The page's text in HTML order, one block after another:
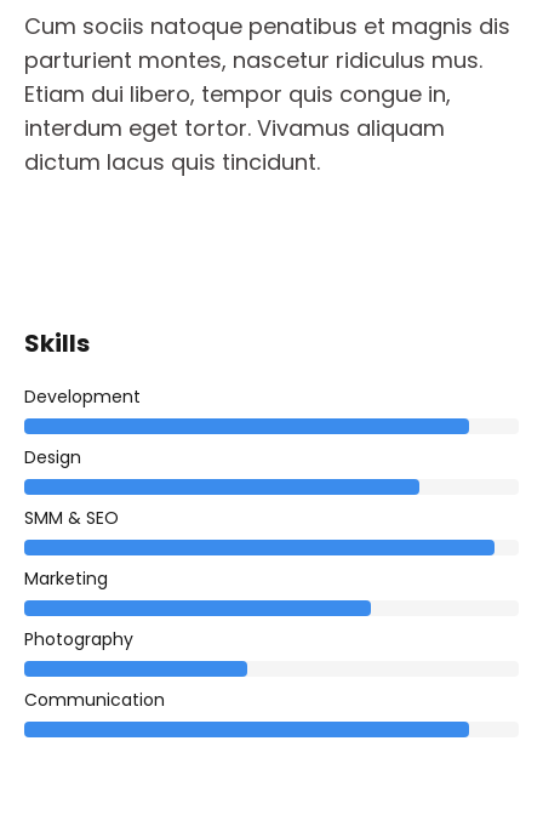
Cum sociis natoque penatibus et magnis dis
parturient montes, nascetur ridiculus mus.
Etiam dui libero, tempor quis congue in,
interdum eget tortor. Vivamus aliquam
dictum lacus quis tincidunt.
Skills
Development
Design
SMM & SEO
Marketing
Photography
Communication